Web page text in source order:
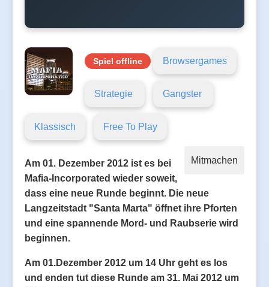
Spiel offline Browsergames
Strategie Gangster
Klassisch Free To Play
Mitmachen
Am 01. Dezember 2012 ist es bei
Mafia-Incorporated wieder soweit,
dass eine neue Runde beginnt. Die neue
Langzeitstadt "Santa Marta" öffnet ihre Pforten
und eine spannende Mord- und Raubserie wird
beginnen.
Am 01.Dezember 2012 um 14 Uhr geht es los
und enden tut diese Runde am 31. Mai 2012 um